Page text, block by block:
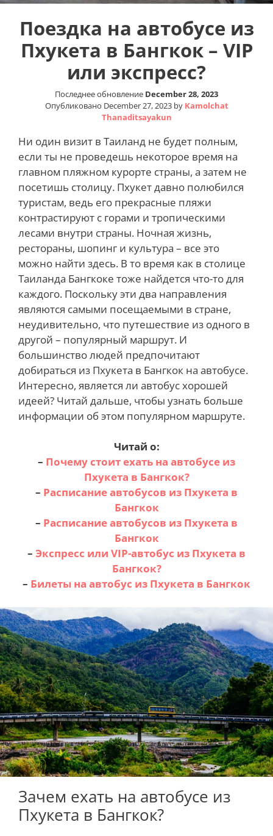
Поездка на автобусе из
Пхукета в Бангкок – VIP
или экспресс?
Последнее обновление December 28, 2023
Опубликовано December 27, 2023 by Kamolchat
Thanaditsayakun
Ни один визит в Таиланд не будет полным,
если ты не проведешь некоторое время на
главном пляжном курорте страны, а затем не
посетишь столицу. Пхукет давно полюбился
туристам, ведь его прекрасные пляжи
контрастируют с горами и тропическими
лесами внутри страны. Ночная жизнь,
рестораны, шопинг и культура – все это
можно найти здесь. В то время как в столице
Таиланда Бангкоке тоже найдется что-то для
каждого. Поскольку эти два направления
являются самыми посещаемыми в стране,
неудивительно, что путешествие из одного в
другой – популярный маршрут. И
большинство людей предпочитают
добираться из Пхукета в Бангкок на автобусе.
Интересно, является ли автобус хорошей
идеей? Читай дальше, чтобы узнать больше
информации об этом популярном маршруте.
Читай о:
– Почему стоит ехать на автобусе из
Пхукета в Бангкок?
– Расписание автобусов из Пхукета в
Бангкок
– Расписание автобусов из Пхукета в
Бангкок
– Экспресс или VIP-автобус из Пхукета в
Бангкок?
– Билеты на автобус из Пхукета в Бангкок
Зачем ехать на автобусе из
Пхукета в Бангкок?